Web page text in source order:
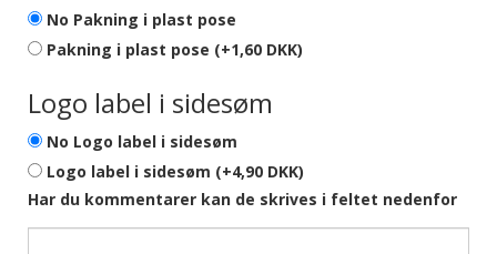
No Pakning i plast pose
Pakning i plast pose (+1,60 DKK)
Logo label i sidesøm
No Logo label i sidesøm
Logo label i sidesøm (+4,90 DKK)
Har du kommentarer kan de skrives i feltet nedenfor